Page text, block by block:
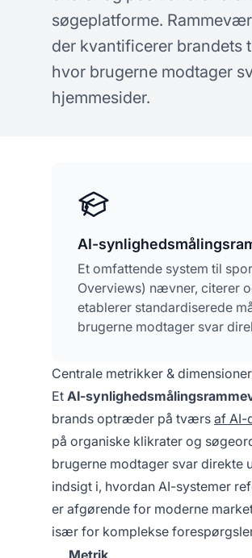
koncepter om AI-
søgeplatforme.
der kvantificerer
hvor brugerne modtager
hjemmesider.
AI-
Et omfattende system til
Overviews) nævner, citerer
etablerer standardiserede
brugerne modtager svar
Centrale metrikker & dimensioner
Et AI-
brands optræder på tværs af AI-
på organiske klikrater og
brugerne modtager svar direkte
indsigt i, hvordan AI-systemer
er afgørende for moderne
især for komplekse
Metrik